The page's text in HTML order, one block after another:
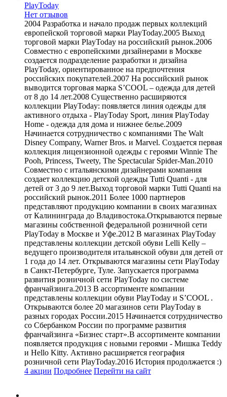
PlayToday
Нет отзывов
2004 Разработка и начало продаж первых коллекций
европейской торговой марки PlayToday.2005 Выход
торговой марки PlayToday на российский рынок.2006
Совместно с европейскими дизайнерами в Москве
cоздается подразделение разработки и дизайна
PlayToday, ориентированное на предпочтения
российских покупателей.2007 На российский рынок
выводится торговая марка S’COOL – одежда для детей
от 8 до 14 лет.2008 Существенно расширяются
коллекции PlayToday: появляется линия одежды для
активного отдыха - PlayToday Sport, линия PlayToday
Home - одежда для дома и нижнее белье.2009
Начинается сотрудничество с компаниями The Walt
Disney Company, Warner Bros. и Marvel. Создается первая
коллекция лицензионной одежды с героями Winnie The
Pooh, Princess, Tweety, The Spectacular Spider-Man.2010
Совместно с итальянскими дизайнерами компания
создает коллекцию детской одежды Tutti Quanti - для
детей от 3 до 9 лет.Выход торговой марки Tutti Quanti на
российский рынок.2011 Более 1000 партнеров
представляют продукцию компании в своих магазинах
от Калининграда до Владивостока.Открываются первые
магазины собственной федеральной розничной сети
PlayToday в Москве и Уфе.2012 В магазинах PlayToday
представлены коллекции детской обуви Lelli Kelly –
ведущего производителя итальянской обуви для детей от
1 года до 14 лет. Открываются магазины сети PlayToday
в Санкт-Петербурге, Туле. Запускается программа
развития розничной сети PlayToday по системе
франчайзинга.2013 В ассортименте компании
представлены коллекции обуви PlayToday и S’COOL .
Открываются более 20 магазинов сети PlayToday в
разных городах России.2015 Начинается сотрудничество
со Сбербанком России по программе развития
франчайзинга «Бизнес старт».В ассортименте компании
появляется продукция с новыми героями - Мишка Teddy
и Hello Kitty. Активно расширяется география
розничной сети PlayToday.2016 История продолжается :)
4 акции Подробнее Перейти на сайт